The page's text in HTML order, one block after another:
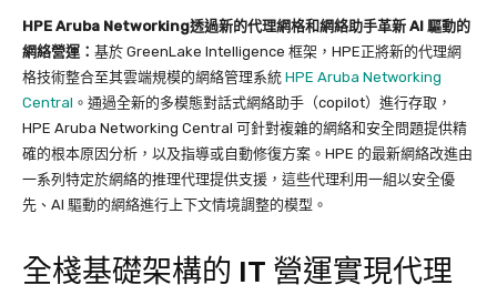
HPE Aruba Networking透過新的代理網格和網絡助手革新 AI 驅動的
網絡營運： 基於 GreenLake Intelligence 框架，HPE正將新的代理網
格技術整合至其雲端規模的網絡管理系統 HPE Aruba Networking
Central 。通過全新的多模態對話式網絡助手（copilot）進行存取，
HPE Aruba Networking Central 可針對複雜的網絡和安全問題提供精
確的根本原因分析，以及指導或自動修復方案。HPE 的最新網絡改進由
一系列特定於網絡的推理代理提供支援，這些代理利用一組以安全優
先、AI 驅動的網絡進行上下文情境調整的模型。
全棧基礎架構的 IT 營運實現代理